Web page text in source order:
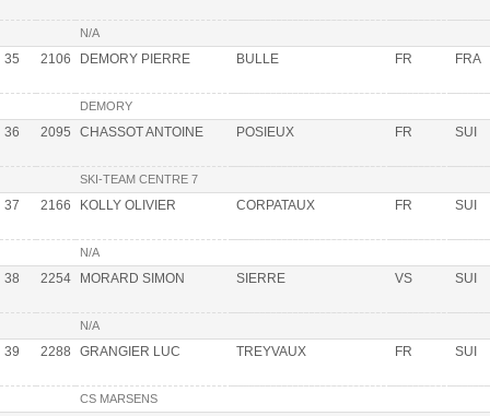
N/A
35 2106 DEMORY PIERRE BULLE FR FRA
DEMORY
36 2095 CHASSOT ANTOINE POSIEUX FR SUI
SKI-TEAM CENTRE 7
37 2166 KOLLY OLIVIER CORPATAUX FR SUI
N/A
38 2254 MORARD SIMON SIERRE VS SUI
N/A
39 2288 GRANGIER LUC TREYVAUX FR SUI
CS MARSENS